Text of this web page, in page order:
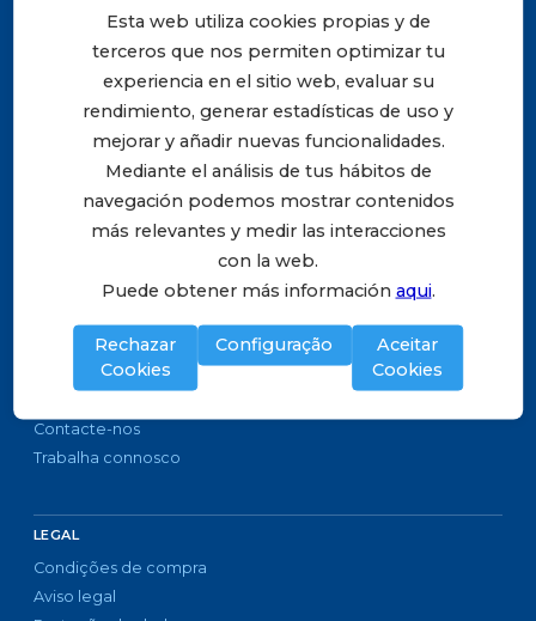
Esta web utiliza cookies propias y de
terceros que nos permiten optimizar tu
experiencia en el sitio web, evaluar su
rendimiento, generar estadísticas de uso y
mejorar y añadir nuevas funcionalidades.
Mediante el análisis de tus hábitos de
navegación podemos mostrar contenidos
más relevantes y medir las interacciones
con la web.
Puede obtener más información aqui.
Rechazar
Cookies
Configuração
Aceitar
Cookies
ARNOIA DISTRIBUIÇAO DE LIVROS.
Avda. D. Afonso Henriques, nº 1196, Sala 1006, 10º
andar. 4450-012 Matosinhos (Portugal)
Telf: +351 223 190 199
apoioclientes@arnoia.pt
ARNOIA DISTRIBUIÇÃO DE LIVROS
Editoras distribuídas
Contacte-nos
Trabalha connosco
LEGAL
Condições de compra
Aviso legal